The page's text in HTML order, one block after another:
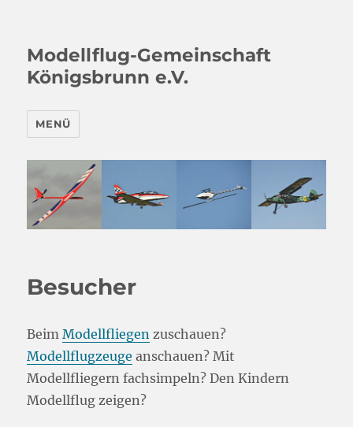
Modellflug-Gemeinschaft
Königsbrunn e.V.
MENÜ
Besucher
BeimModellfliegen zuschauen?
Modellflugzeuge anschauen? Mit
Modellfliegern fachsimpeln? Den Kindern
Modellflug zeigen?